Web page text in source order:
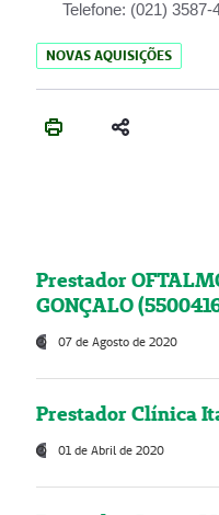
Telefone: (021) 3587-
NOVAS AQUISIÇÕES
Prestador
GONÇALO
07 de Agosto de 2020
Prestador Clínica
01 de Abril de 2020